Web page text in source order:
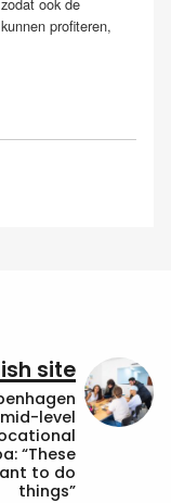
profiteren,
site
level
“These
to do
things”